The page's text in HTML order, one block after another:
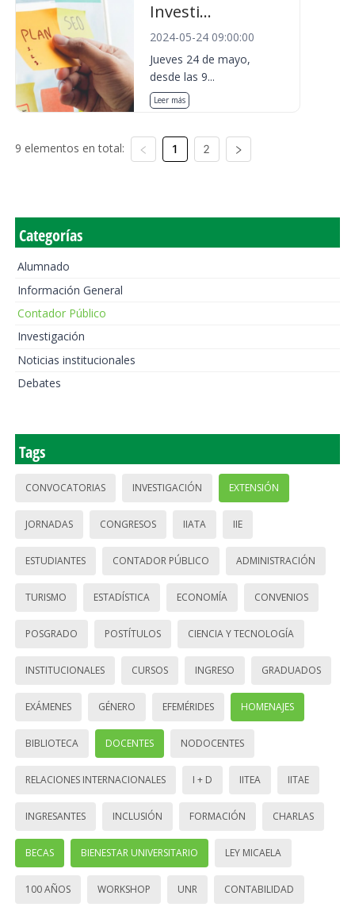
Investi...
2024-05-24 09:00:00
Jueves 24 de mayo,
desde las 9...
Leer más
9 elementos en total: 1 2
Categorías
Alumnado
Información General
Contador Público
Investigación
Noticias institucionales
Debates
Tags
CONVOCATORIAS INVESTIGACIÓN EXTENSIÓN
JORNADAS CONGRESOS IIATA IIE
ESTUDIANTES CONTADOR PÚBLICO ADMINISTRACIÓN
TURISMO ESTADÍSTICA ECONOMÍA CONVENIOS
POSGRADO POSTÍTULOS CIENCIA Y TECNOLOGÍA
INSTITUCIONALES CURSOS INGRESO GRADUADOS
EXÁMENES GÉNERO EFEMÉRIDES HOMENAJES
BIBLIOTECA DOCENTES NODOCENTES
RELACIONES INTERNACIONALES I + D IITEA IITAE
INGRESANTES INCLUSIÓN FORMACIÓN CHARLAS
BECAS BIENESTAR UNIVERSITARIO LEY MICAELA
100 AÑOS WORKSHOP UNR CONTABILIDAD